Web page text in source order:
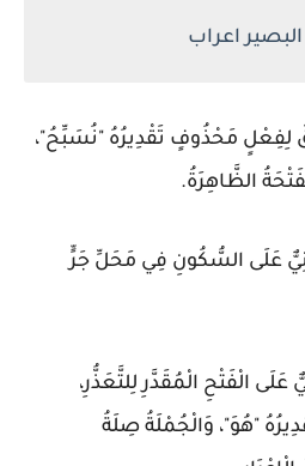
اعراب
مَحْذُوفٍ تَقْدِيرُهُ "نُسَبِّحُ"،
الظَّاهِرَةُ.
عَلَى السُّكُونِ فِي مَحَلِّ جَرٍّ
الْفَتْحِ الْمُقَدَّرِ لِلتَّعَذُّرِ،
"هُوَ"، وَالْجُمْلَةُ صِلَةُ